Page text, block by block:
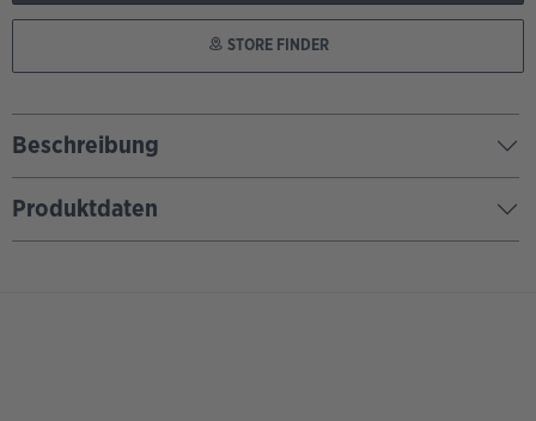
STORE FINDER
Beschreibung
Produktdaten